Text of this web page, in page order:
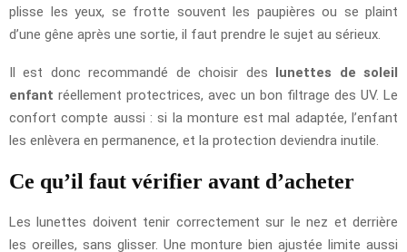
plisse les yeux, se frotte souvent les paupières ou se plaint
d’une gêne après une sortie, il faut prendre le sujet au sérieux.
Il est donc recommandé de choisir des lunettes de soleil
enfant réellement protectrices, avec un bon filtrage des UV. Le
confort compte aussi : si la monture est mal adaptée, l’enfant
les enlèvera en permanence, et la protection deviendra inutile.
Ce qu’il faut vérifier avant d’acheter
Les lunettes doivent tenir correctement sur le nez et derrière
les oreilles, sans glisser. Une monture bien ajustée limite aussi